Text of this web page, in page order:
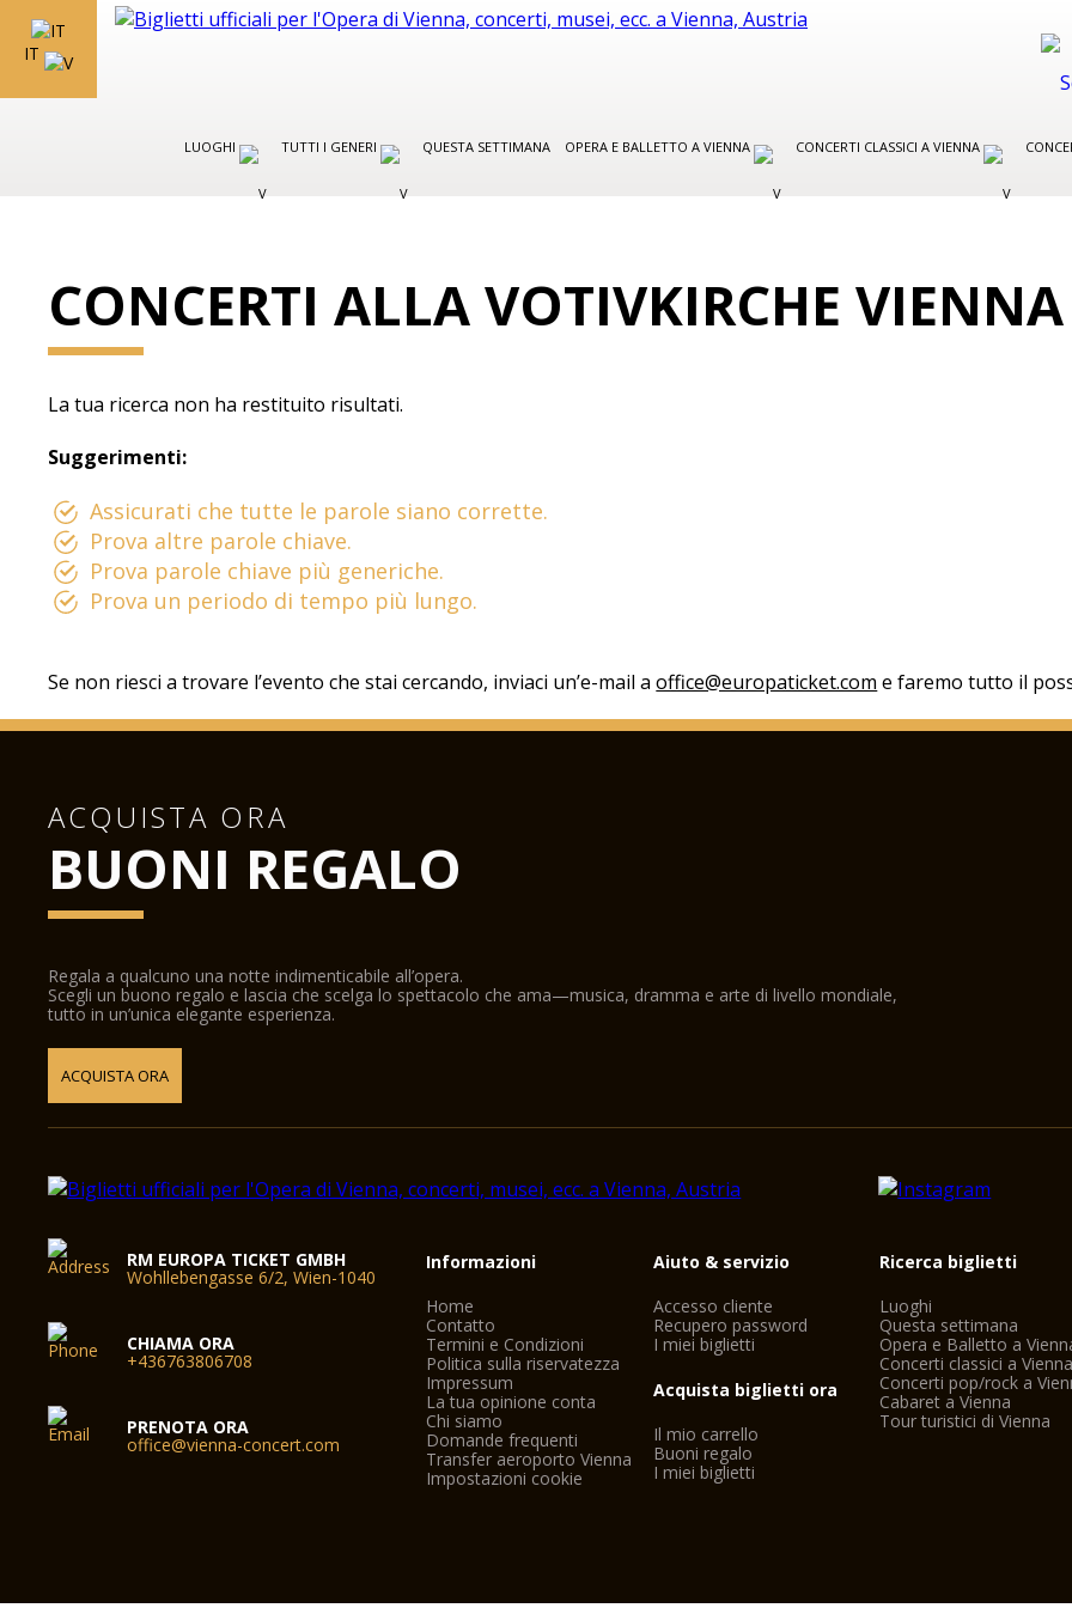
IT
LUOGHI TUTTI I GENERI QUESTA SETTIMANA OPERA E BALLETTO A VIENNA CONCERTI CLASSICI A VIENNA
CONCERTI ALLA VOTIVKIRCHE VIENNA
La tua ricerca non ha restituito risultati.
Suggerimenti:
Assicurati che tutte le parole siano corrette.
Prova altre parole chiave.
Prova parole chiave più generiche.
Prova un periodo di tempo più lungo.
Se non riesci a trovare l’evento che stai cercando, inviaci un’e-mail aoffice@europaticket.com e faremo tutto il
ACQUISTA ORA
BUONI REGALO
Regala a qualcuno una notte indimenticabile all’opera.
Scegli un buono regalo e lascia che scelga lo spettacolo che ama—musica, dramma e arte di livello mondiale,
tutto in un’unica elegante esperienza.
ACQUISTA ORA
RM EUROPA TICKET GMBH
Wohllebengasse 6/2, Wien-1040
CHIAMA ORA
+436763806708
PRENOTA ORA
office@vienna-concert.com
Informazioni
Home
Contatto
Termini e Condizioni
Politica sulla riservatezza
Impressum
La tua opinione conta
Chi siamo
Domande frequenti
Transfer aeroporto Vienna
Impostazioni cookie
Aiuto & servizio
Accesso cliente
Recupero password
I miei biglietti
Acquista biglietti ora
Il mio carrello
Buoni regalo
I miei biglietti
Ricerca biglietti
Luoghi
Questa settimana
Opera e Balletto a
Concerti classici a Vienna
Concerti pop/rock a
Cabaret a Vienna
Tour turistici di Vienna